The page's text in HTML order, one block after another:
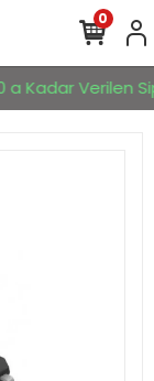
a Kadar Verilen
0